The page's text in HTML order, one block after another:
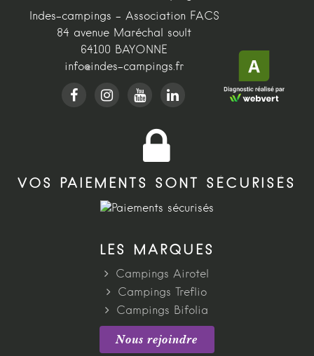
Indes-campings - Association FACS
84 avenue Maréchal soult
64100 BAYONNE
info@indes-campings.fr
VOS PAIEMENTS SONT SÉCURISÉS
LES MARQUES
Campings Airotel
Campings Treflio
Campings Bifolia
Nous rejoindre